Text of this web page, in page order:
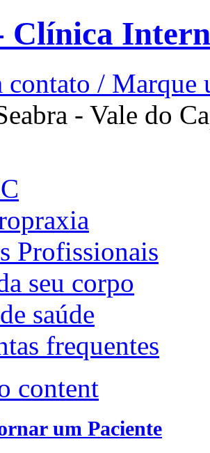
Clínica
contato / Marque
- Vale do
Profissionais
seu corpo
saúde
frequentes
content
um Paciente